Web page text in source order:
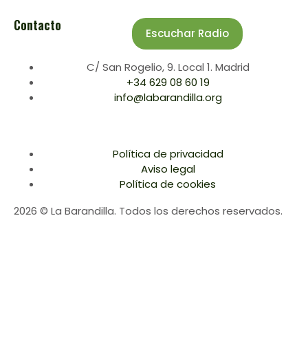
Contacto
C/ San Rogelio, 9. Local 1. Madrid
+34 629 08 60 19
info@labarandilla.org
Escuchar Radio
2026 © La Barandilla. Todos los derechos reservados.
Política de privacidad
Aviso legal
Política de cookies